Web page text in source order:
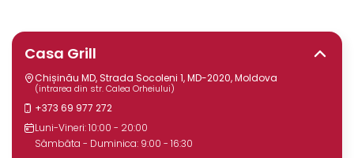
Casa Grill
Chișinău MD, Strada Socoleni 1, MD-2020, Moldova
(intrarea din str. Calea Orheiului)
+373 69 977 272
Luni-Vineri: 10:00 - 20:00
Sâmbăta - Duminica: 9:00 - 16:30